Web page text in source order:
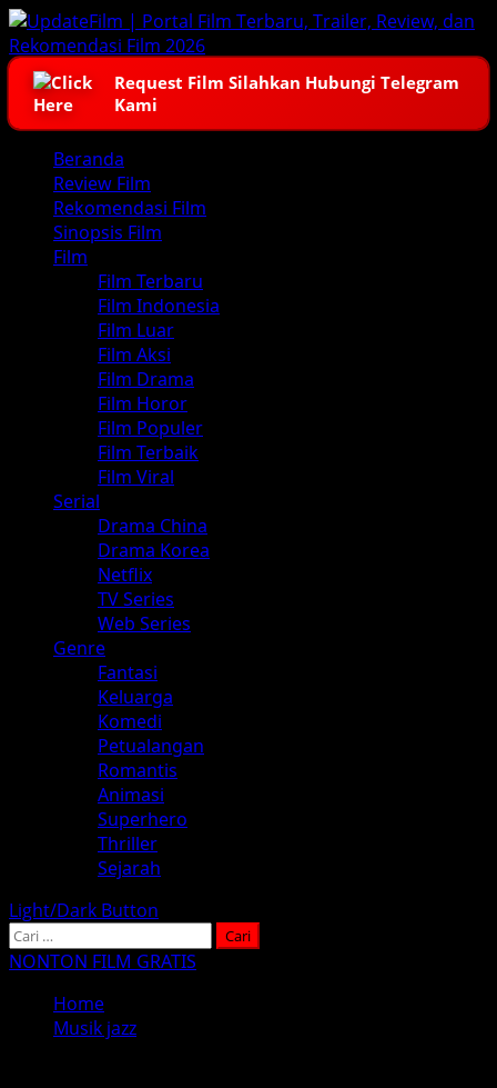
Skip
to
content
Request Film Silahkan Hubungi Telegram
Kami
Primary
Menu
Beranda
Review Film
Rekomendasi Film
Sinopsis Film
Film
Film Terbaru
Film Indonesia
Film Luar
Film Aksi
Film Drama
Film Horor
Film Populer
Film Terbaik
Film Viral
Serial
Drama China
Drama Korea
Netflix
TV Series
Web Series
Genre
Fantasi
Keluarga
Komedi
Petualangan
Romantis
Animasi
Superhero
Thriller
Sejarah
Light/Dark Button
Cari
untuk:
NONTON FILM GRATIS
Home
Musik jazz